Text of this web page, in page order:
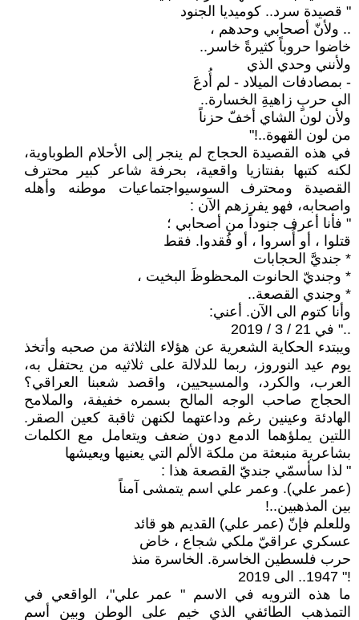
" قصيدة سرد.. كوميديا الجنود
.. ولأنّ أصحابي وحدهم ،
خاضوا حروباً كثيرةً خاسر..
ولأنني وحدي الذي
- بمصادفات الميلاد - لم أُدعَ
الى حربٍ زاهيةِ الخسارة..
ولأن لون الشاي أخفّ حزناً
من لون القهوة..!"
في هذه القصيدة الحجاج لم ينجر إلى الأحلام الطوباوية،
لكنه كتبها بفنتازيا واقعية، بحرفة شاعر كبير محترف
القصيدة ومحترف السوسيواجتماعيات موطنه وأهله
واصحابه، فهو يفرزهم الآن :
" فأنا أعرف جنوداً من أصحابي ؛
قتلوا ، أو أُسروا ، أو فُقدوا. فقط
* جنديَّ الحجابات
* وجنديّ الحانوت المحظوظَ البخيت ،
* وجندي القصعة..
وأنا كتوم الى الآن. أعني:
.." في 21 / 3 / 2019
ويبتدء الحكاية الشعرية عن هؤلاء الثلاثة من صحبه وأتخذ
يوم عيد النوروز، ربما للدلالة على ثلاثيه من يحتفل به،
العرب، والكرد، والمسيحيين، واقصد شعبنا العراقي؟
الحجاج صاحب الوجه المالح بسمره خفيفة، والملامح
الهادئة وعينين رغم وداعتهما لكنهن ثاقبة كعين الصقر.
اللتين يملؤهما الدمع دون ضعف ويتعامل مع الكلمات
بشاعرية منبعثة من ملكة الألم التي يعنيها ويعيشها
" لذا سأسمّي جنديّ القصعة هذا :
(عمر علي). وعمر علي اسم يتمشى آمناً
بين المذهبين..!
وللعلم فإنّ (عمر علي) القديم هو قائد
عسكري عراقيّ ملكي شجاع ، خاض
حرب فلسطين الخاسرة. الخاسرة منذ
!" 1947.. الى 2019
ما هذه الترويه في الاسم " عمر علي"، الواقعي في
التمذهب الطائفي الذي خيم على الوطن وبين أسم